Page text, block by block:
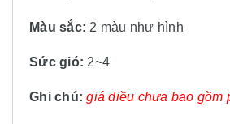
Màu sắc: 2 màu như hình
Sức gió: 2~4
Ghi chú: giá diều chưa bao gồm